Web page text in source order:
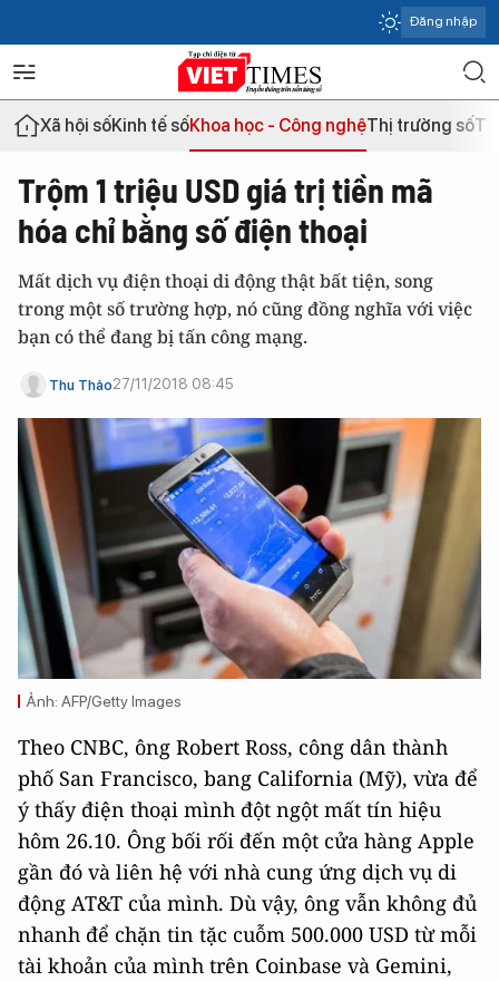
Đăng nhập
Xã hội sốKinh tế sốKhoa học - Công nghệThị trường số
Trộm 1 triệu USD giá trị tiền mã
hóa chỉ bằng số điện thoại
Mất dịch vụ điện thoại di động thật bất tiện, song
trong một số trường hợp, nó cũng đồng nghĩa với việc
bạn có thể đang bị tấn công mạng.
Thu Thảo27/11/2018 08:45
Ảnh: AFP/Getty Images
Theo CNBC, ông Robert Ross, công dân thành
phố San Francisco, bang California (Mỹ), vừa để
ý thấy điện thoại mình đột ngột mất tín hiệu
hôm 26.10. Ông bối rối đến một cửa hàng Apple
gần đó và liên hệ với nhà cung ứng dịch vụ di
động AT&T của mình. Dù vậy, ông vẫn không đủ
nhanh để chặn tin tặc cuỗm 500.000 USD từ mỗi
tài khoản của mình trên Coinbase và Gemini,